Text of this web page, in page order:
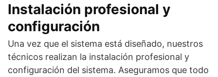
Instalación profesional y
configuración
Una vez que el sistema está diseñado, nuestros
técnicos realizan la instalación profesional y
configuración del sistema. Aseguramos que todo